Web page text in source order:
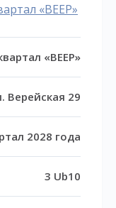
«ВЕЕР»
«ВЕЕР»
Верейская 29
2028 года
3 Ub10